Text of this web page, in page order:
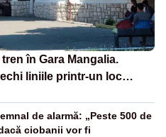
în Gara Mangalia.
liniile printr-un loc
de alarmă: „Peste 500 de
ciobanii vor fi